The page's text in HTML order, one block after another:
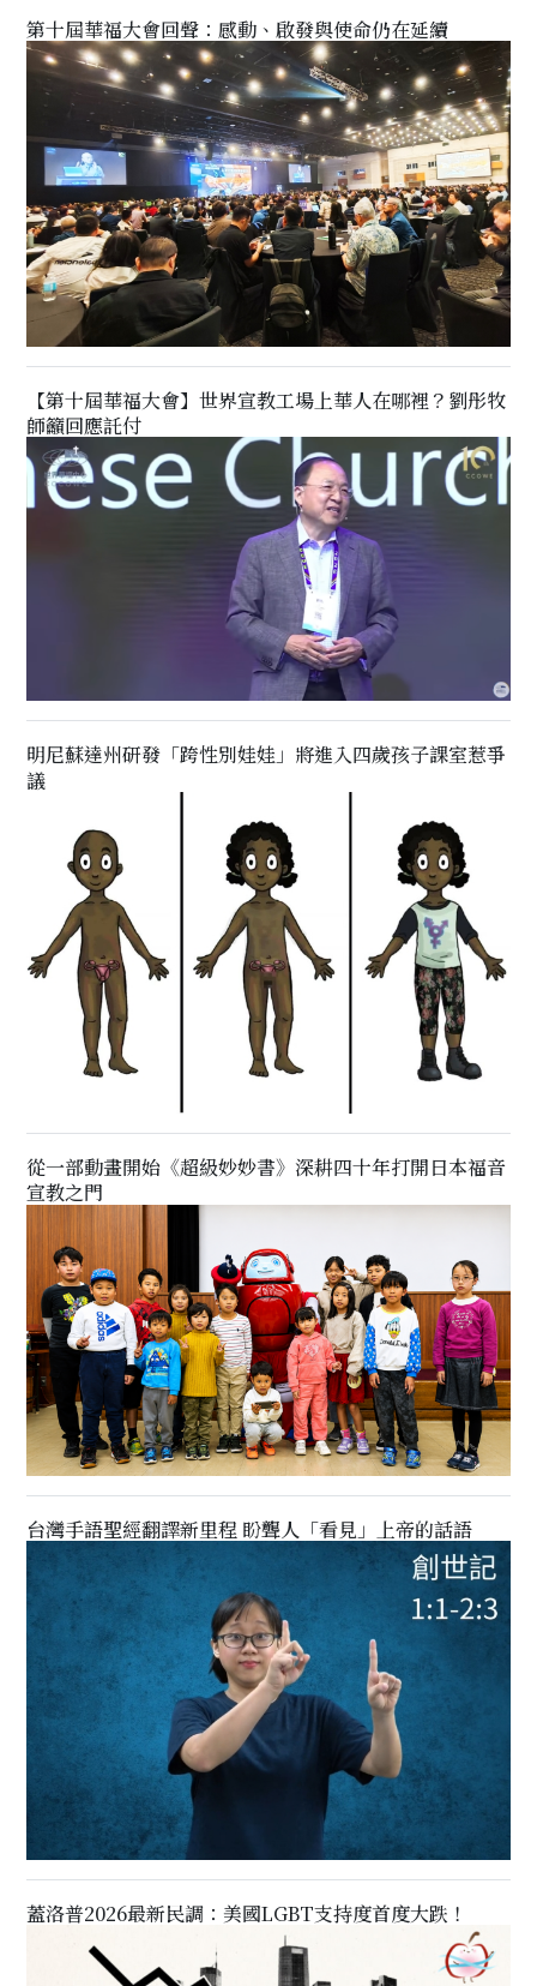
第十屆華福大會回聲：感動、啟發與使命仍在延續
【第十屆華福大會】世界宣教工場上華人在哪裡？劉彤牧
師籲回應託付
明尼蘇達州研發「跨性別娃娃」將進入四歲孩子課室惹爭
議
從一部動畫開始《超級妙妙書》深耕四十年打開日本福音
宣教之門
台灣手語聖經翻譯新里程 盼聾人「看見」上帝的話語
蓋洛普2026最新民調：美國LGBT支持度首度大跌！